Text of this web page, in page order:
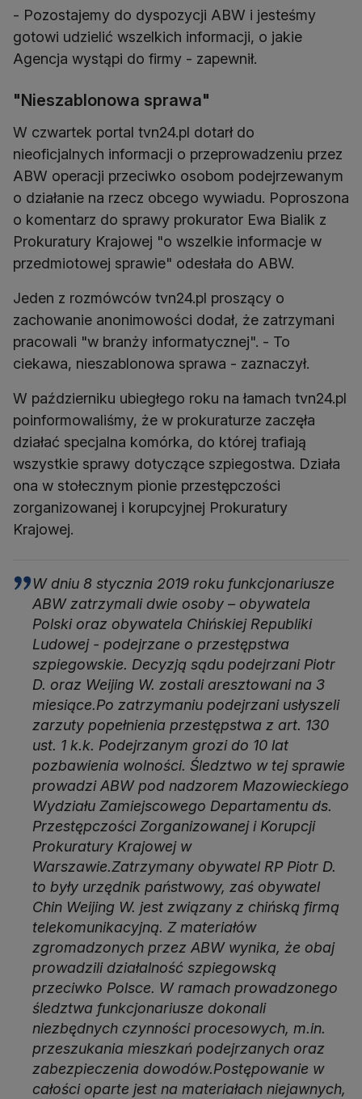
- Pozostajemy do dyspozycji ABW i jesteśmy
gotowi udzielić wszelkich informacji, o jakie
Agencja wystąpi do firmy - zapewnił.
"Nieszablonowa sprawa"
W czwartek portal tvn24.pl dotarł do
nieoficjalnych informacji o przeprowadzeniu przez
ABW operacji przeciwko osobom podejrzewanym
o działanie na rzecz obcego wywiadu. Poproszona
o komentarz do sprawy prokurator Ewa Bialik z
Prokuratury Krajowej "o wszelkie informacje w
przedmiotowej sprawie" odesłała do ABW.
Jeden z rozmówców tvn24.pl proszący o
zachowanie anonimowości dodał, że zatrzymani
pracowali "w branży informatycznej". - To
ciekawa, nieszablonowa sprawa - zaznaczył.
W październiku ubiegłego roku na łamach tvn24.pl
poinformowaliśmy, że w prokuraturze zaczęła
działać specjalna komórka, do której trafiają
wszystkie sprawy dotyczące szpiegostwa. Działa
ona w stołecznym pionie przestępczości
zorganizowanej i korupcyjnej Prokuratury
Krajowej.
W dniu 8 stycznia 2019 roku funkcjonariusze
ABW zatrzymali dwie osoby – obywatela
Polski oraz obywatela Chińskiej Republiki
Ludowej - podejrzane o przestępstwa
szpiegowskie. Decyzją sądu podejrzani Piotr
D. oraz Weijing W. zostali aresztowani na 3
miesiące.Po zatrzymaniu podejrzani usłyszeli
zarzuty popełnienia przestępstwa z art. 130
ust. 1 k.k. Podejrzanym grozi do 10 lat
pozbawienia wolności. Śledztwo w tej sprawie
prowadzi ABW pod nadzorem Mazowieckiego
Wydziału Zamiejscowego Departamentu ds.
Przestępczości Zorganizowanej i Korupcji
Prokuratury Krajowej w
Warszawie.Zatrzymany obywatel RP Piotr D.
to były urzędnik państwowy, zaś obywatel
Chin Weijing W. jest związany z chińską firmą
telekomunikacyjną. Z materiałów
zgromadzonych przez ABW wynika, że obaj
prowadzili działalność szpiegowską
przeciwko Polsce. W ramach prowadzonego
śledztwa funkcjonariusze dokonali
niezb ędnych czynności procesowych, m.in.
przeszukania mieszkań podejrzanych oraz
zabezpieczenia dowodów.Postępowanie w
całości oparte jest na materiałach niejawnych,